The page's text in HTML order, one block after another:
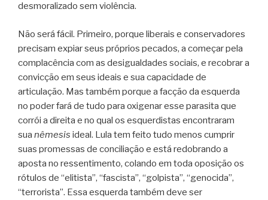
desmoralizado sem violência.
Não será fácil. Primeiro, porque liberais e conservadores
precisam expiar seus próprios pecados, a começar pela
complacência com as desigualdades sociais, e recobrar a
convicção em seus ideais e sua capacidade de
articulação. Mas também porque a facção da esquerda
no poder fará de tudo para oxigenar esse parasita que
corrói a direita e no qual os esquerdistas encontraram
sua nêmesis ideal. Lula tem feito tudo menos cumprir
suas promessas de conciliação e está redobrando a
aposta no ressentimento, colando em toda oposição os
rótulos de “elitista”, “fascista”, “golpista”, “genocida”,
“terrorista”. Essa esquerda também deve ser